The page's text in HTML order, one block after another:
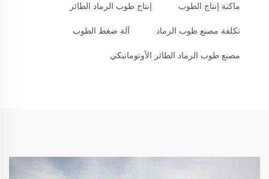
ماكنة إنتاج الطوب إنتاج طوب الرماد الطائر
تكلفة مصنع طوب الرماد آلة ضغط الطوب
مصنع طوب الرماد الطائر الأوتوماتيكي